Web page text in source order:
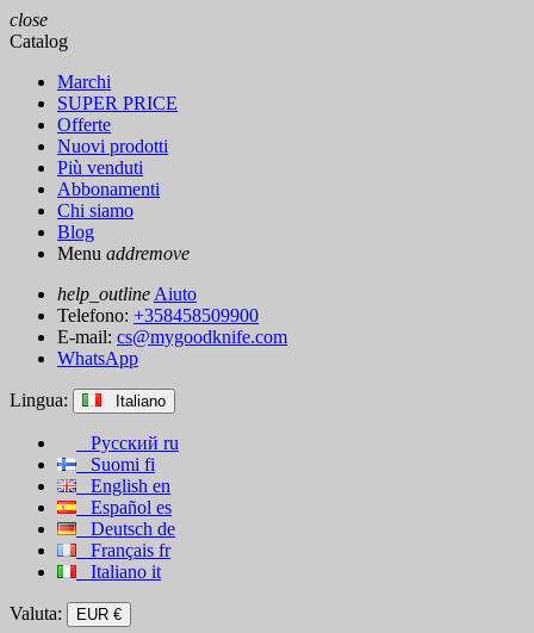
close
Catalog
Marchi
SUPER PRICE
Offerte
Nuovi prodotti
Più venduti
Abbonamenti
Chi siamo
Blog
Menu addremove
help_outline Aiuto
Telefono: +358458509900
E-mail: cs@mygoodknife.com
WhatsApp
Lingua: Italiano
Русский ru
Suomi fi
English en
Español es
Deutsch de
Français fr
Italiano it
Valuta: EUR €